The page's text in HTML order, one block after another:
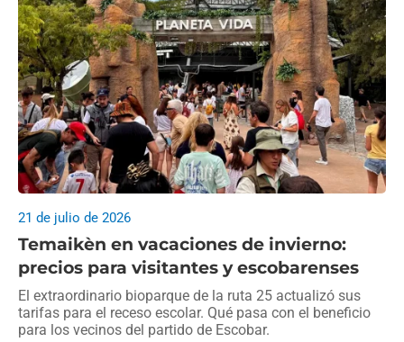
Temaikèn en vacaciones de invierno:
precios para visitantes y escobarenses
21 de julio de 2026
El extraordinario bioparque de la ruta 25 actualizó sus
tarifas para el receso escolar. Qué pasa con el beneficio
para los vecinos del partido de Escobar.